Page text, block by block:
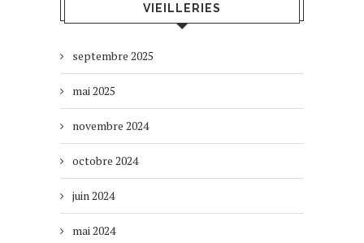
VIEILLERIES
septembre 2025
mai 2025
novembre 2024
octobre 2024
juin 2024
mai 2024